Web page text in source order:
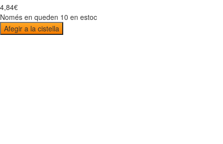
4,84€
Només en queden 10 en estoc
Afegir a la cistella